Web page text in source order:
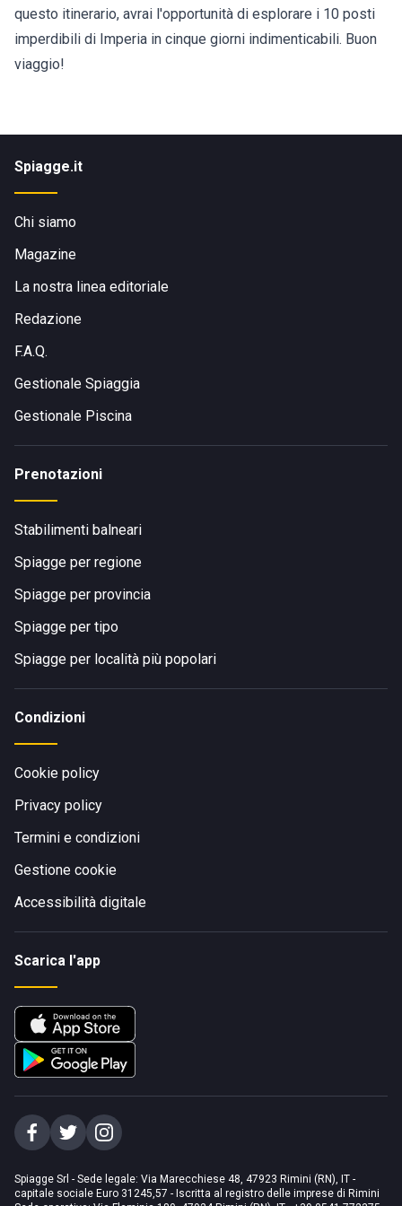
questo itinerario, avrai l'opportunità di esplorare i 10 posti
imperdibili di Imperia in cinque giorni indimenticabili. Buon
viaggio!
Spiagge.it
Chi siamo
Magazine
La nostra linea editoriale
Redazione
F.A.Q.
Gestionale Spiaggia
Gestionale Piscina
Prenotazioni
Stabilimenti balneari
Spiagge per regione
Spiagge per provincia
Spiagge per tipo
Spiagge per località più popolari
Condizioni
Cookie policy
Privacy policy
Termini e condizioni
Gestione cookie
Accessibilità digitale
Scarica l'app
Spiagge Srl - Sede legale: Via Marecchiese 48, 47923 Rimini (RN), IT -
capitale sociale Euro 31245,57 - Iscritta al registro delle imprese di Rimini